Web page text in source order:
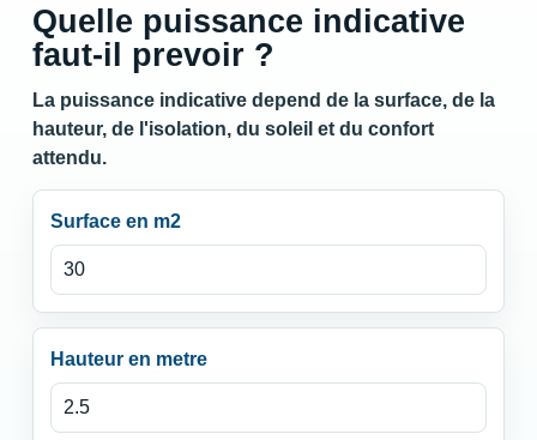
Quelle puissance indicative
faut-il prevoir ?
La puissance indicative depend de la surface, de la
hauteur, de l'isolation, du soleil et du confort
attendu.
Surface en m2
Hauteur en metre